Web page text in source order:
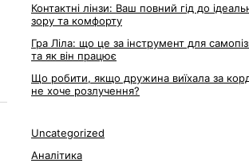
Контактні лінзи: Ваш повний гід до
зору та комфорту
Гра Ліла: що це за інструмент для
та як він працює
Що робити, якщо дружина виїхала за
не хоче розлучення?
Uncategorized
Аналітика